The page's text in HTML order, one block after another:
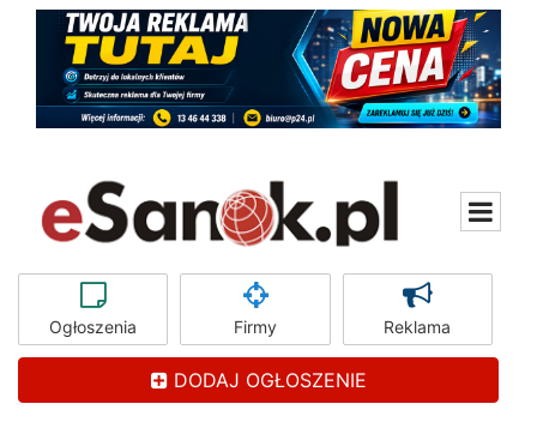
Ogłoszenia Firmy Reklama
DODAJ OGŁOSZENIE